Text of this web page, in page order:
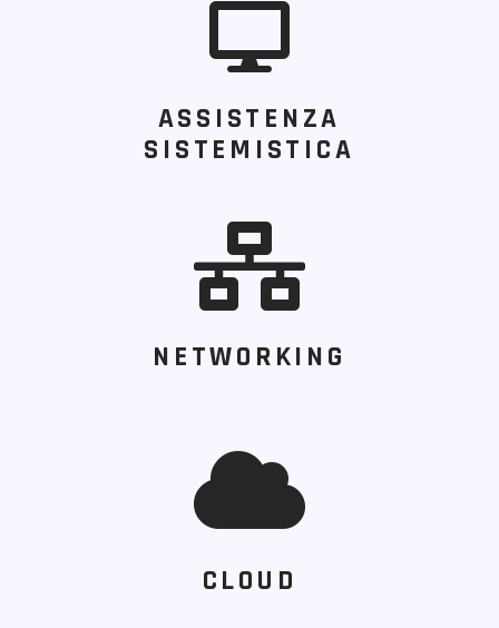
ASSISTENZA
SISTEMISTICA
NETWORKING
CLOUD